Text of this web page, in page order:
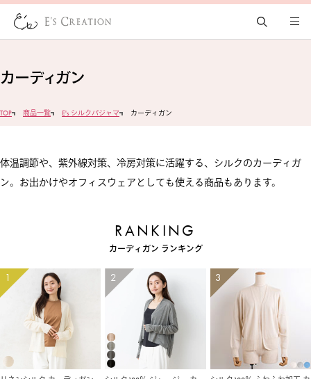
カーディガン
TOP 商品一覧 E's シルクパジャマ カーディガン
体温調節や、紫外線対策、冷房対策に活躍する、シルクのカーディガ
ン。お出かけやオフィスウェアとしても使える商品もあります。
カーディガン ランキング